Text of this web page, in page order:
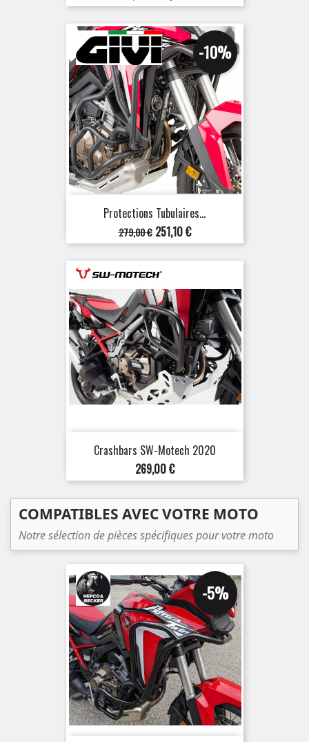
de
base
Protections Tubulaires...
Prix
de
base
279,00 €
-10%
Prix
251,10 €
Crashbars SW-Motech 2020
Prix
269,00 €
COMPATIBLES AVEC VOTRE MOTO
Notre sélection de pièces spécifiques pour votre moto
-5%